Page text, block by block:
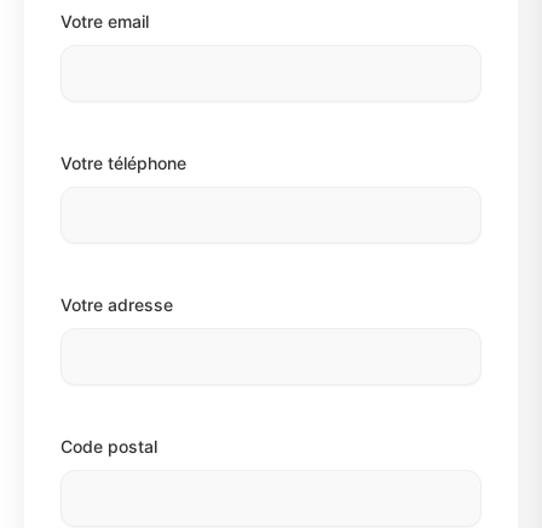
Votre email
Votre téléphone
Votre adresse
Code postal